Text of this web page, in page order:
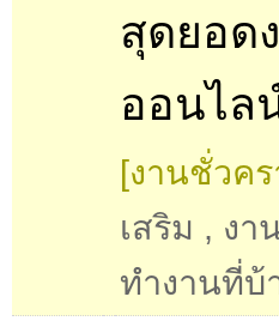
สุดยอด
ออนไล
[งานชั่วคร
เสริม , งา
ทำงานที่บ้